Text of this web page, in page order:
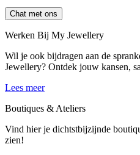
Chat met ons
Werken Bij My Jewellery
Wil je ook bijdragen aan de
Jewellery? Ontdek jouw kansen,
Lees meer
Boutiques & Ateliers
Vind hier je dichtstbijzijnde
zien!